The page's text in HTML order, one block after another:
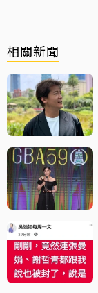
相關新聞